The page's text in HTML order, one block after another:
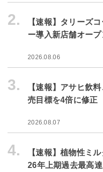
2.
【速報】タリーズ
ー導入新店舗オープ
2026.08.06
3.
【速報】アサヒ飲
売目標を4倍に修正
2026.08.07
4.
【速報】植物性ミ
26年上期過去最高